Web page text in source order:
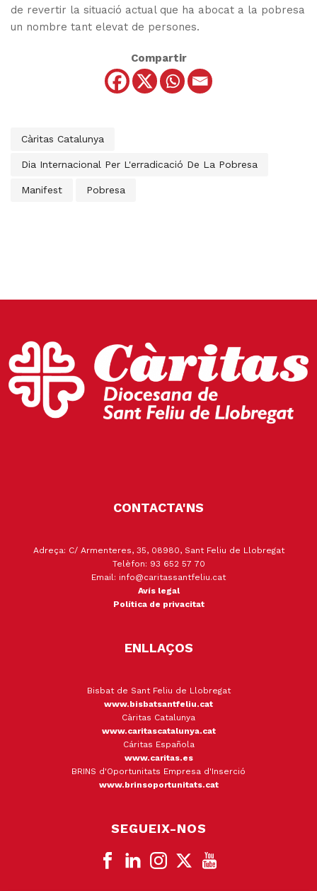
de revertir la situació actual que ha abocat a la pobresa
un nombre tant elevat de persones.
Compartir
Càritas Catalunya
Dia Internacional Per L'erradicació De La Pobresa
Manifest Pobresa
CONTACTA'NS
Adreça: C/ Armenteres, 35, 08980, Sant Feliu de Llobregat
Telèfon: 93 652 57 70
Email: info@caritassantfeliu.cat
Avís legal
Política de privacitat
ENLLAÇOS
Bisbat de Sant Feliu de Llobregat
www.bisbatsantfeliu.cat
Càritas Catalunya
www.caritascatalunya.cat
Cáritas Española
www.caritas.es
BRINS d'Oportunitats Empresa d'Inserció
www.brinsoportunitats.cat
SEGUEIX-NOS